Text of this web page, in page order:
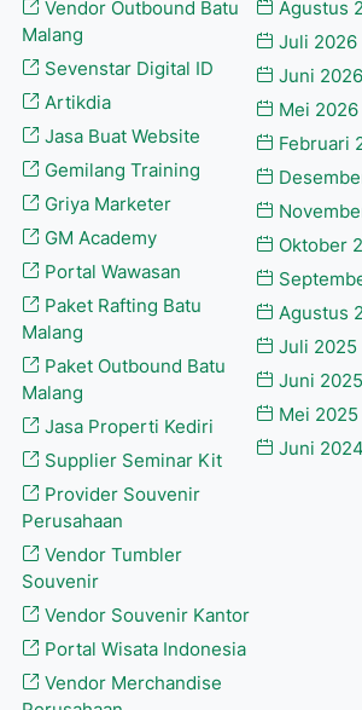
Vendor Outbound Batu
Malang
Sevenstar Digital ID
Artikdia
Jasa Buat Website
Gemilang Training
Griya Marketer
GM Academy
Portal Wawasan
Paket Rafting Batu
Malang
Paket Outbound Batu
Malang
Jasa Properti Kediri
Supplier Seminar Kit
Provider Souvenir
Perusahaan
Vendor Tumbler
Souvenir
Vendor Souvenir Kantor
Portal Wisata Indonesia
Vendor Merchandise
Agustus
Juli 2026
Juni 2026
Mei 2026
Februari
Oktober
Agustus
Juli 2025
Juni 2025
Mei 2025
Juni 2024